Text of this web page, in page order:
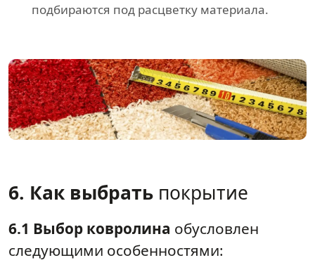
подбираются под расцветку материала.
6. Как выбрать покрытие
6.1 Выбор ковролина обусловлен
следующими особенностями: